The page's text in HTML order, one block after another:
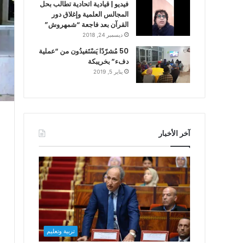
فيديو | قيادية اتحادية تطالب بحل
المجالس العلمية وإغلاق دور
القرآن بعد فاجعة “شمهروش”
ديسمبر 24, 2018
50 مُشرّدًا يَسْتَفيدُون من “عملية
دفء” بخريبكة
يناير 5, 2019
آخر الأخبار
تربية وتعليم